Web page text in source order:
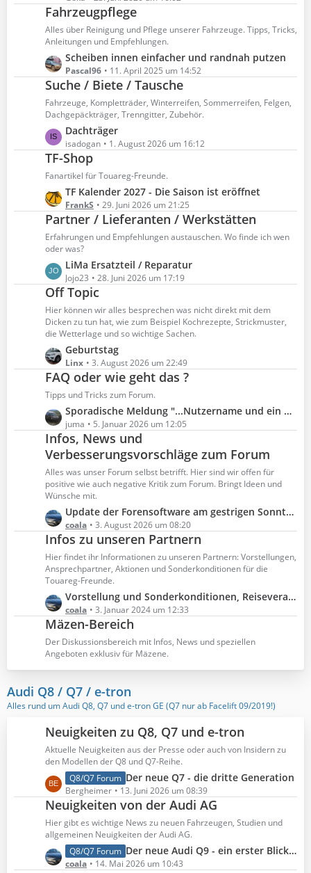
i
t
r
g
e
t
z
t
e
B
e
t
ä
g
e
Fahrzeugpflege
Alles über Reinigung und Pflege unserer Fahrzeuge. Tipps, Tricks,
Anleitungen und Empfehlungen.
L
e
t
z
t
e
B
e
t
r
ä
g
e
Scheiben innen einfacher und randnah putzen
Pascal96 11. April 2025 um 14:52
Suche / Biete / Tausche
Fahrzeuge, Kompletträder, Winterreifen, Sommerreifen, Felgen,
Dachgepäckträger, Trenngitter, Zubehör.
L
e
t
z
e
B
e
i
t
r
ä
g
e
Dachträger
isadogan 1. August 2026 um 16:12
TF-Shop
Fanartikel für Touareg-Freunde.
L
e
t
z
t
e
B
e
t
r
g
e
TF Kalender 2027 - Die Saison ist eröffnet
FrankS 29. Juni 2026 um 21:25
Partner / Lieferanten / Werkstätten
Erfahrungen und Empfehlungen austauschen. Wo finde ich wen
oder was?
L
e
t
z
t
e
B
e
i
t
ä
g
e
LiMa Ersatzteil / Reparatur
Jojo23 28. Juni 2026 um 17:19
Off Topic
Hier können wir alles besprechen was nicht direkt mit dem
Dicken zu tun hat, wie zum Beispiel Kochrezepte, Strickmuster,
die Wetterlage und so wichtige Sachen.
L
e
t
z
e
B
e
i
t
r
ä
g
e
Geburtstag
Linx 3. August 2026 um 22:49
FAQ oder wie geht das ?
Tipps und Tricks zum Forum.
L
e
t
z
t
e
B
e
i
t
ä
g
e
Sporadische Meldung "...Nutzername und ein Passwort erforderlich" beim Aufruf des Forums
juma 5. Januar 2026 um 12:05
Infos, News und
Verbesserungsvorschläge zum Forum
Alles was unser Forum selbst betrifft. Hier sind wir offen für
positive wie auch negative Kritik zum Forum. Bringt Ideen und
Wünsche mit.
L
e
t
z
t
e
B
e
i
t
r
e
Update der Forensoftware am gestrigen Sonntag, 02.08.2026
coala 3. August 2026 um 08:20
Infos zu unseren Partnern
Hier findet ihr Informationen zu unseren Partnern: Vorstellungen,
Ansprechpartner, Aktionen und Sonderkonditionen für die
Touareg-Freunde.
L
e
t
z
t
e
i
r
ä
g
e
Vorstellung und Sonderkonditionen, Reiseveranstalter experience GmbH
coala 3. Januar 2024 um 12:33
Mäzen-Bereich
Der Diskussionsbereich mit Infos, News und speziellen
Angeboten exklusiv für Mäzene.
Audi Q8 / Q7 / e-tron
Alles rund um Audi Q8, Q7 und e-tron GE (Q7 nur ab Facelift 09/2019!)
Neuigkeiten zu Q8, Q7 und e-tron
Aktuelle Neuigkeiten aus der Presse oder auch von Insidern zu
den Modellen der Q8 und Q7-Reihe.
L
e
t
z
t
e
B
Q8/Q7 Forum Der neue Q7 - die dritte Generation
Bergheimer 13. Juni 2026 um 08:39
Neuigkeiten von der Audi AG
Hier gibt es wichtige News zu neuen Fahrzeugen, Studien und
allgemeinen Neuigkeiten der Audi AG.
L
e
Q8/Q7 Forum Der neue Audi Q9 - ein erster Blick in den Innenraum
coala 14. Mai 2026 um 10:43